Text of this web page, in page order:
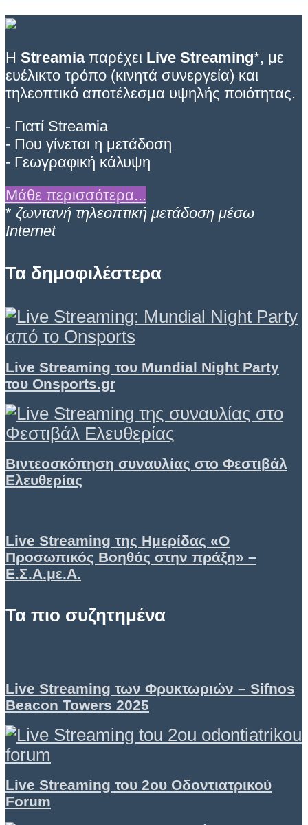
Η Streamiaπαρέχει Live Streaming*, με
ευέλικτο τρόπο (κινητά συνεργεία) και
τηλεοπτικό αποτέλεσμα υψηλής ποιότητας.
- Γιατί Streamia
- Που γίνεται η μετάδοση
- Γεωγραφική κάλυψη
Μάθε περισσότερα...
* ζωντανή τηλεοπτική μετάδοση μέσω
Internet
Τα δημοφιλέστερα
Live Streaming του Mundial Night Party
του Onsports.gr
Βιντεοσκόπηση συναυλίας στο Φεστιβάλ
Ελευθερίας
Live Streaming της Ημερίδας «Ο
Προσωπικός Βοηθός στην πράξη» –
Ε.Σ.Α.με.Α.
Τα πιο συζητημένα
Live Streaming των Φρυκτωριών – Sifnos
Beacon Towers 2025
Live Streaming του 2ου Οδοντιατρικού
Forum